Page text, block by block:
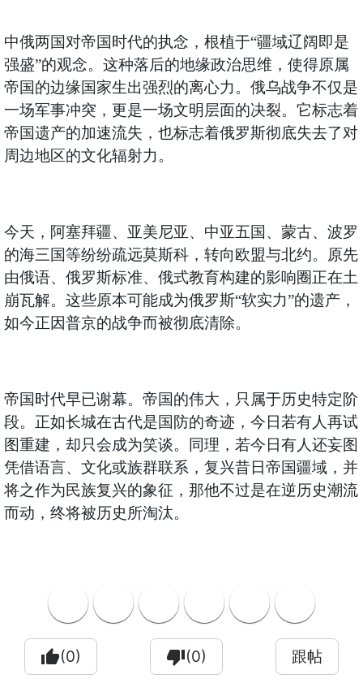
中俄两国对帝国时代的执念，根植于“疆域辽阔即是
强盛”的观念。这种落后的地缘政治思维，使得原属
帝国的边缘国家生出强烈的离心力。俄乌战争不仅是
一场军事冲突，更是一场文明层面的决裂。它标志着
帝国遗产的加速流失，也标志着俄罗斯彻底失去了对
周边地区的文化辐射力。
今天，阿塞拜疆、亚美尼亚、中亚五国、蒙古、波罗
的海三国等纷纷疏远莫斯科，转向欧盟与北约。原先
由俄语、俄罗斯标准、俄式教育构建的影响圈正在土
崩瓦解。这些原本可能成为俄罗斯“软实力”的遗产，
如今正因普京的战争而被彻底清除。
帝国时代早已谢幕。帝国的伟大，只属于历史特定阶
段。正如长城在古代是国防的奇迹，今日若有人再试
图重建，却只会成为笑谈。同理，若今日有人还妄图
凭借语言、文化或族群联系，复兴昔日帝国疆域，并
将之作为民族复兴的象征，那他不过是在逆历史潮流
而动，终将被历史所淘汰。
thumb_up(0) thumb_down(0) 跟帖